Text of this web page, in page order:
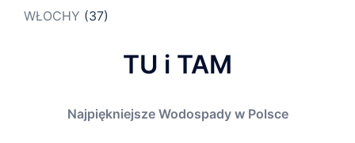
WŁOCHY (37)
TU i TAM
Najpiękniejsze Wodospady w Polsce